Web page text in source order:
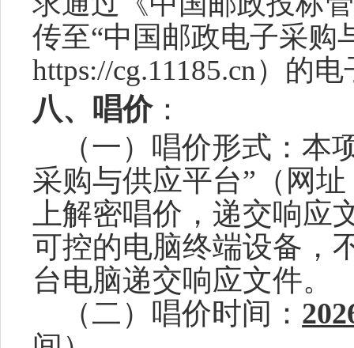
传至“中国邮政电子采购
https://cg.11185.cn）的
八、唱价：
（一） 唱价形式：本
采购与供应平台”（网址
上解密唱价， 递交响应
可控的电脑终端设备，
台电脑递交响应文件。
（二） 唱价时间： 20